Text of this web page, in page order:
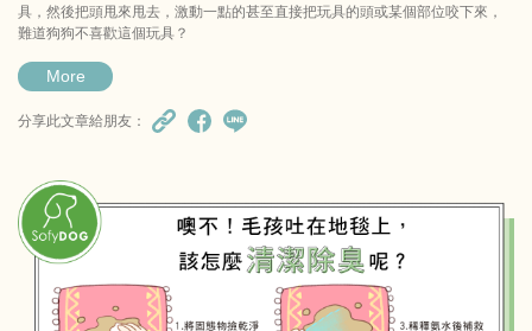
具，然後把頭甩來甩去，激動一點的甚至直接把玩具的頭或某個部位咬下來，
難道狗狗不喜歡這個玩具？
More
分享此文章給朋友：